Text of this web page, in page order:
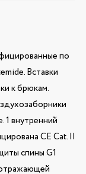
по
Вставки
к брюкам.
1 внутренний
CE Cat. II
спины G1